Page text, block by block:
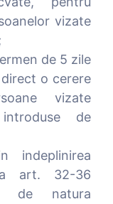
vizate
de 5 zile
o cerere
vizate
de
indeplinirea
art. 32-36
de natura